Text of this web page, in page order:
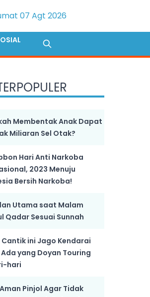
07 Agt 2026
Membentak Anak Dapat
Miliaran Sel Otak?
Hari Anti Narkoba
2023 Menuju
Bersih Narkoba!
Utama saat Malam
Qadar Sesuai Sunnah
Cantik ini Jago Kendarai
yang Doyan Touring
hari
Pinjol Agar Tidak